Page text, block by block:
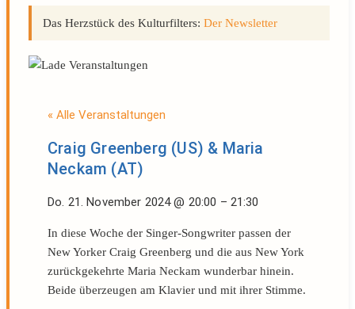
Das Herzstück des Kulturfilters: Der Newsletter
« Alle Veranstaltungen
Craig Greenberg (US) & Maria
Neckam (AT)
Do. 21. November 2024@ 20:00 – 21:30
In diese Woche der Singer-Songwriter passen der
New Yorker Craig Greenberg und die aus New York
zurückgekehrte Maria Neckam wunderbar hinein.
Beide überzeugen am Klavier und mit ihrer Stimme.